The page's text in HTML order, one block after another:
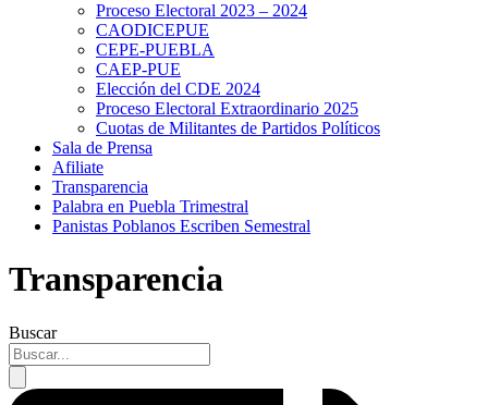
Proceso Electoral 2023 – 2024
CAODICEPUE
CEPE-PUEBLA
CAEP-PUE
Elección del CDE 2024
Proceso Electoral Extraordinario 2025
Cuotas de Militantes de Partidos Políticos
Sala de Prensa
Afiliate
Transparencia
Palabra en Puebla Trimestral
Panistas Poblanos Escriben Semestral
Transparencia
Buscar